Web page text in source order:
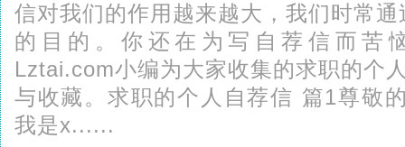
信对我们的作用越来越大，我们时常
的目的。你还在为写自荐信而苦
Lztai.com小编为大家收集的求职的个
与收藏。求职的个人自荐信 篇1
我是x......